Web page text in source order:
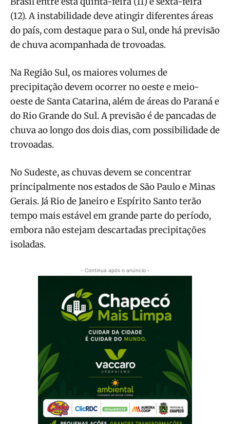
(12). A instabilidade deve atingir diferentes áreas
do país, com destaque para o Sul, onde há previsão
de chuva acompanhada de trovoadas.
Na Região Sul, os maiores volumes de
precipitação devem ocorrer no oeste e meio-
oeste de Santa Catarina, além de áreas do Paraná e
do Rio Grande do Sul. A previsão é de pancadas de
chuva ao longo dos dois dias, com possibilidade de
trovoadas.
No Sudeste, as chuvas devem se concentrar
principalmente nos estados de São Paulo e Minas
Gerais. Já Rio de Janeiro e Espírito Santo terão
tempo mais estável em grande parte do período,
embora não estejam descartadas precipitações
isoladas.
- Continua após o anúncio -